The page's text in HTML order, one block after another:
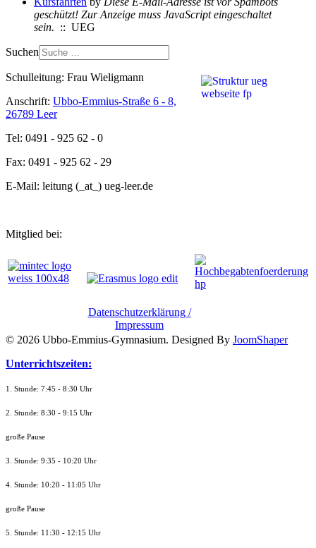
geschützt! Zur Anzeige muss JavaScript eingeschaltet
sein. :: UEG
Suchen
Schulleitung: Frau Wieligmann
Anschrift: Ubbo-Emmius-Straße 6 - 8,
26789 Leer
Tel: 0491 - 925 62 - 0
Fax: 0491 - 925 62 - 29
E-Mail: leitung (_at_) ueg-leer.de
Mitglied bei:
Datenschutzerklärung /
Impressum
© 2026 Ubbo-Emmius-Gymnasium. Designed By JoomShaper
Unterrichtszeiten:
1. Stunde: 7:45 - 8:30 Uhr
2. Stunde: 8:30 - 9:15 Uhr
große Pause
3. Stunde: 9:35 - 10:20 Uhr
4. Stunde: 10:20 - 11:05 Uhr
große Pause
5. Stunde: 11:30 - 12:15 Uhr